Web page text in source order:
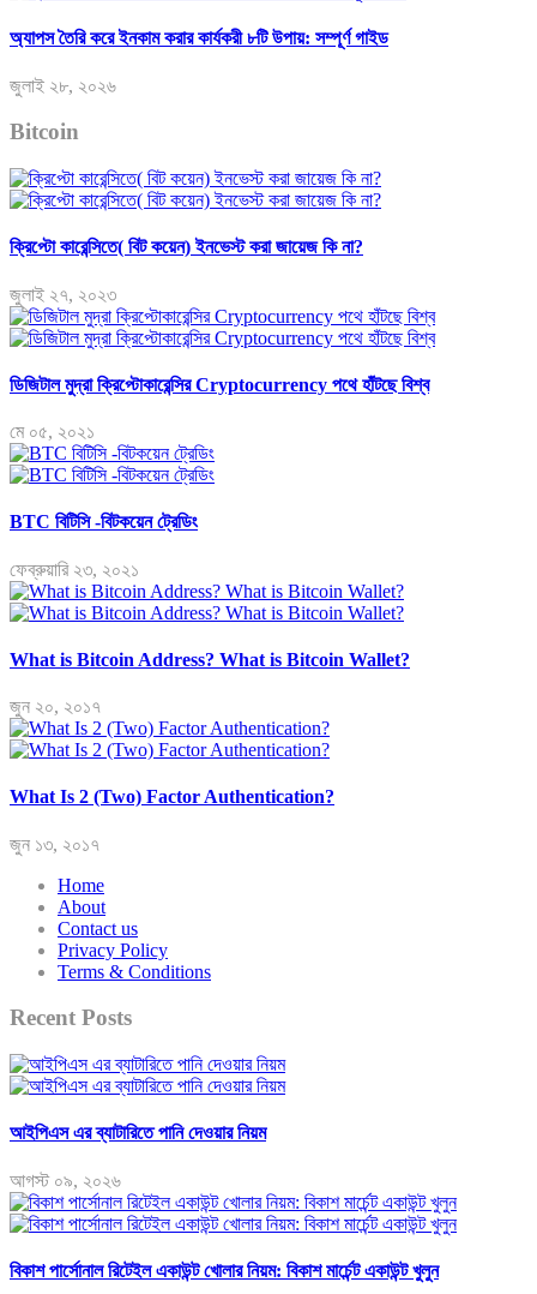
অ্যাপস তৈরি করে ইনকাম করার কার্যকরী ৮টি উপায়: সম্পূর্ণ গাইড
জুলাই ২৮, ২০২৬
Bitcoin
ক্রিপ্টো কারেন্সিতে( বিট কয়েন) ইনভেস্ট করা জায়েজ কি না?
জুলাই ২৭, ২০২৩
ডিজিটাল মুদ্রা ক্রিপ্টোকারেন্সির Cryptocurrency পথে হাঁটছে বিশ্ব
মে ০৫, ২০২১
BTC বিটিসি -বিটকয়েন ট্রেডিং
ফেব্রুয়ারি ২৩, ২০২১
What is Bitcoin Address? What is Bitcoin Wallet?
জুন ২০, ২০১৭
What Is 2 (Two) Factor Authentication?
জুন ১৩, ২০১৭
Home
About
Contact us
Privacy Policy
Terms & Conditions
Recent Posts
আইপিএস এর ব্যাটারিতে পানি দেওয়ার নিয়ম
আগস্ট ০৯, ২০২৬
বিকাশ পার্সোনাল রিটেইল একাউন্ট খোলার নিয়ম: বিকাশ মার্চেন্ট একাউন্ট খুলুন